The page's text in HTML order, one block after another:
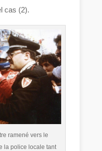
cas (2).
ramené vers le
la police locale tant